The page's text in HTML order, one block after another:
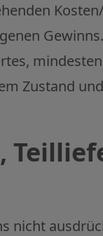
Zustand
nicht